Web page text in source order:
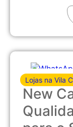
Lojas na Vila
New